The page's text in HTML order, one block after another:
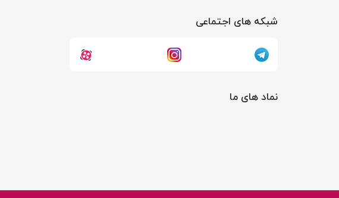
شبکه های اجتماعی
نماد های ما